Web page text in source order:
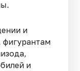
и
фигурантам
и